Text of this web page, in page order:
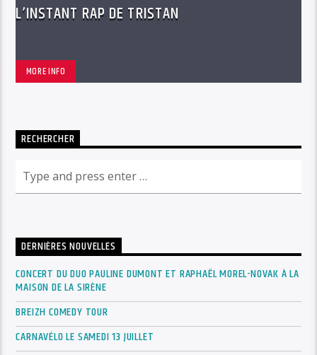
L’INSTANT RAP DE TRISTAN
MORE INFO
RECHERCHER
DERNIÈRES NOUVELLES
CONCERT DU DUO PAULINE DUMONT ET RAPHAËL MOREL-NOVAK À LA
MAISON DE LA SIRÈNE
BREIZH COMEDY TOUR
CARNAVÉLO LE SAMEDI 13 JUILLET